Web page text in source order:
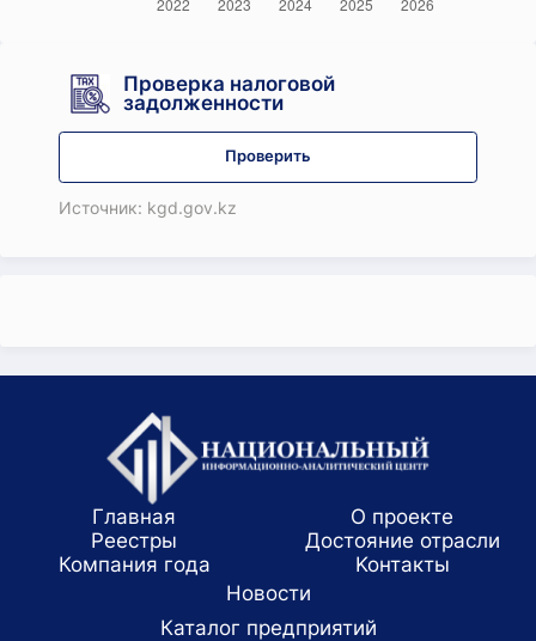
Проверка налоговой
задолженности
Проверить
Источник: kgd.gov.kz
Главная
О проекте
Реестры
Достояние отрасли
Компания года
Koнтaкты
Новости
Каталог предприятий